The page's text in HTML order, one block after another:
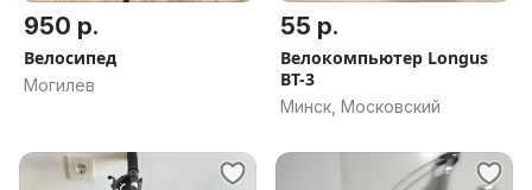
950 р.
Велосипед
Могилев
55 р.
Велокомпьютер Longus
BT-3
Минск, Московский